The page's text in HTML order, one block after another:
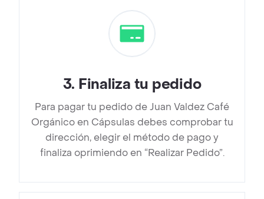
3. Finaliza tu pedido
Para pagar tu pedido de Juan Valdez Café
Orgánico en Cápsulas debes comprobar tu
dirección, elegir el método de pago y
finaliza oprimiendo en “Realizar Pedido”.